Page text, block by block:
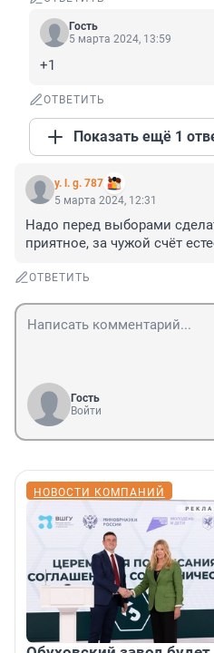
Гость
5 марта 2024, 13:59
+1
ОТВЕТИТЬ
Показать ещё 1
y. l. g. 787
5 марта 2024, 12:31
Надо перед выборами
приятное, за чужой счёт
ОТВЕТИТЬ
Гость
Войти
НОВОСТИ КОМПАНИЙ